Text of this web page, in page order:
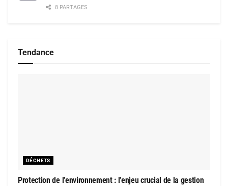
8 PARTAGES
Tendance
DÉCHETS
Protection de l’environnement : l’enjeu crucial de la gestion